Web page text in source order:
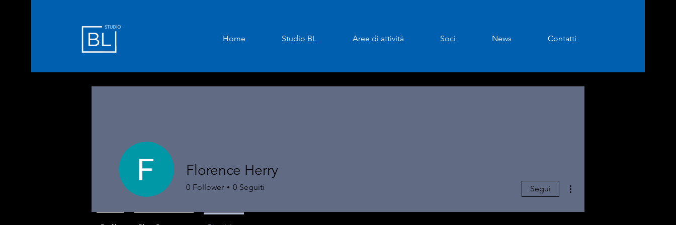
Home Studio BL Aree di attività Soci News Contatti
Florence Herry
0 Follower 0 Seguiti Segui